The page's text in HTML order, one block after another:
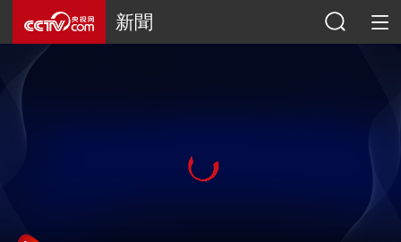
新聞